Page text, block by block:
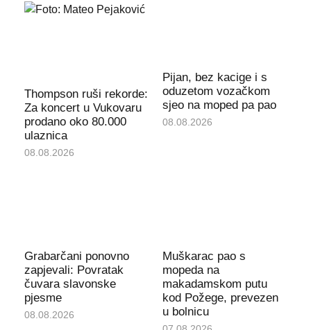
Thompson ruši rekorde:
Za koncert u Vukovaru
prodano oko 80.000
ulaznica
08.08.2026
Pijan, bez kacige i s
oduzetom vozačkom
sjeo na moped pa pao
08.08.2026
Grabarčani ponovno
zapjevali: Povratak
čuvara slavonske
pjesme
08.08.2026
Muškarac pao s
mopeda na
makadamskom putu
kod Požege, prevezen
u bolnicu